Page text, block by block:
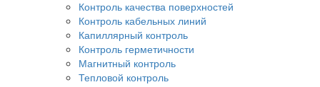
Контроль качества поверхностей
Контроль кабельных линий
Капиллярный контроль
Контроль герметичности
Магнитный контроль
Тепловой контроль